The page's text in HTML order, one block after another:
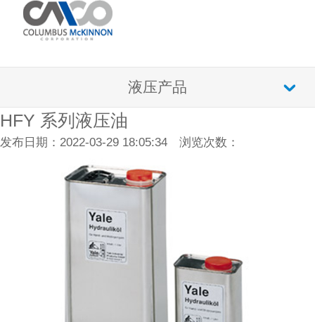
液压产品
HFY 系列液压油
发布日期：2022-03-29 18:05:34 浏览次数：